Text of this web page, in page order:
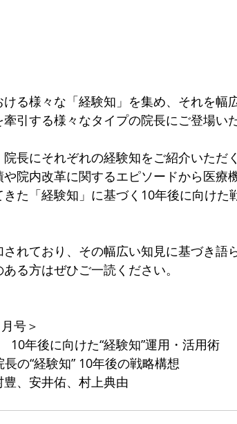
る様々な「経験知」を集め、それを幅
引する様々なタイプの院長にご登場い
長にそれぞれの経験知をご紹介いただ
院内改革に関するエピソードから医療
た「経験知」に基づく10年後に向けた
れており、その幅広い知見に基づき語
る方はぜひご一読ください。
号＞
10年後に向けた“経験知”運用・活用術
の“経験知” 10年後の戦略構想
、安井佑、村上典由